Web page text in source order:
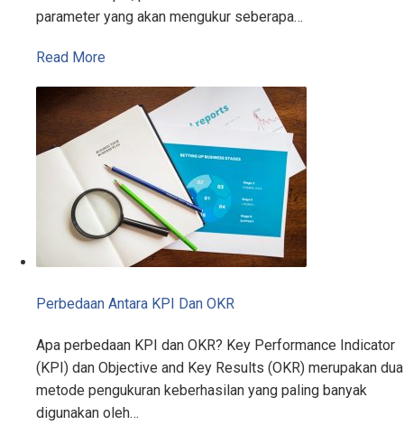
parameter yang akan mengukur seberapa…
Read More
Perbedaan Antara KPI Dan OKR
Apa perbedaan KPI dan OKR? Key Performance Indicator
(KPI) dan Objective and Key Results (OKR) merupakan dua
metode pengukuran keberhasilan yang paling banyak
digunakan oleh…